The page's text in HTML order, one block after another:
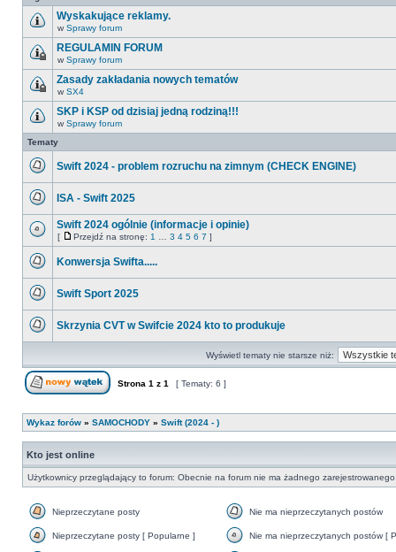
Nie
ma
nieprzeczytanych
postów
Wyskakujące reklamy.
w Sprawy forum
Ten
temat
jest
zamknięty.
Nie
można
nim
pisać
ani
edytować
postów.
REGULAMIN FORUM
w Sprawy forum
Ten
temat
jest
zamknięty.
Nie
można
nim
ani
edytować
postów.
Zasady zakładania nowych tematów
w SX4
Nie
ma
nieprzeczytanych
SKP i KSP od dzisiaj jedną rodziną!!!
w Sprawy forum
Tematy
nieprzeczytanych
Swift 2024 - problem rozruchu na zimnym (CHECK ENGINE)
ma
nieprzeczytanych
postów
ISA - Swift 2025
Nie
nieprzeczytanych
Swift 2024 ogólnie (informacje i opinie)
[
Przejdź
stronę
Przejdź na stronę: 1 3 4 5 6 7 ]
nieprzeczytanych
Konwersja Swifta.....
nieprzeczytanych
Swift Sport 2025
postów
Skrzynia CVT w Swifcie 2024 kto to produkuje
Wyświetl tematy nie starsze niż:
Strona 1 z 1 [ Tematy: 6 ]
Wykaz forów » SAMOCHODY » Swift (2024 - )
Kto jest online
Użytkownicy przeglądający to forum: Obecnie na forum nie ma żadnego
posty
Nieprzeczytane posty
ma
nieprzeczytanych
Nie ma nieprzeczytanych postów
Nieprzeczytane posty [ Popularne ]
Nie ma nieprzeczytanych postów [